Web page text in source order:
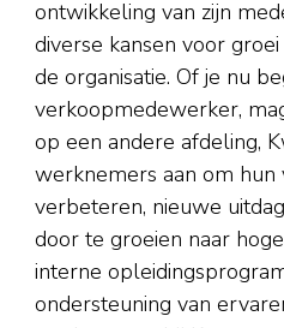
ontwikkeling van zijn
diverse kansen voor
de organisatie. Of je nu
verkoopmedewerker,
op een andere afdeling,
werknemers aan om hun
verbeteren, nieuwe
door te groeien naar
interne
ondersteuning van